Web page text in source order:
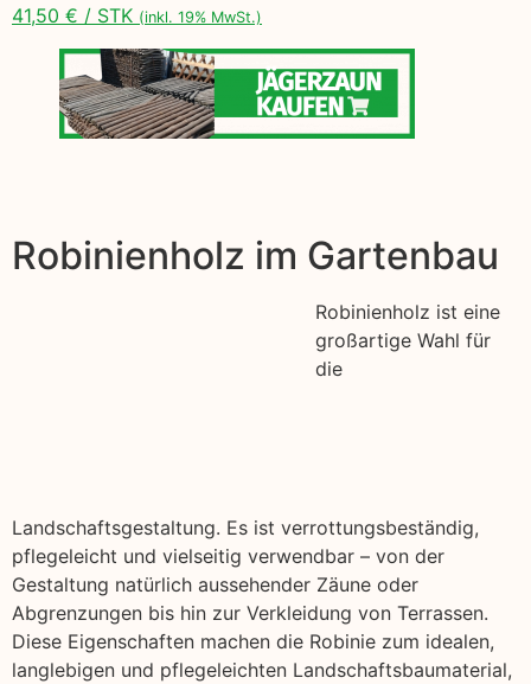
41,50 € / STK (inkl. 19% MwSt.)
Robinienholz im Gartenbau
Robinienholz ist eine
großartige Wahl für
die
Landschaftsgestaltung. Es ist verrottungsbeständig,
pflegeleicht und vielseitig verwendbar – von der
Gestaltung natürlich aussehender Zäune oder
Abgrenzungen bis hin zur Verkleidung von Terrassen.
Diese Eigenschaften machen die Robinie zum idealen,
langlebigen und pflegeleichten Landschaftsbaumaterial,